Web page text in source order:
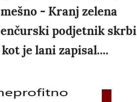
- Kranj zelena
podjetnik skrbi
je lani zapisal....